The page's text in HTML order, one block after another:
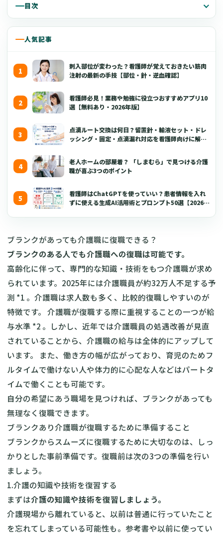
目次
人気記事
刺入部位が変わった？看護師が覚えておきたい筋肉
注射の最新の手技【部位・針・逆血確認】
看護師必見！業務や勉強に役立つおすすめアプリ10
選【無料あり・2026年版】
点滴ルート交換は何日？留置針・輸液セット・ドレ
ッシング・固定・点滴漏れ対応を看護師向けに解説
老人ホームの部屋着？ 「しまむら」で見つける介護
職が喜ぶ3つのポイント
看護師はChatGPTを使っていい？患者情報を入れ
ずに使える生成AI活用術とプロンプト50選【2026年
ブランクがあっても介護職に復職できる？
ブランクのある人でも介護職への復職は可能です。
高齢化に伴って、専門的な知識・技術をもつ介護職が求め
られています。2025年には介護職員が約32万人不足する予
測 *1 。介護職は求人数も多く、比較的復職しやすいのが
特徴です。 介護職が復職する際に重視することの一つが給
与水準 *2 。しかし、近年では介護職員の処遇改善が見直
されていることから、介護職の給与は全体的にアップして
います。 また、働き方の幅が広がっており、育児のためフ
ルタイムで働けない人や体力的に心配な人などはパートタ
イムで働くことも可能です。
自分の希望にあう職場を見つければ、ブランクがあっても
無理なく復職できます。
ブランクあり介護職が復職するために準備すること
ブランクからスムーズに復職するために大切なのは、しっ
かりとした事前準備です。復職前は次の3つの準備を行い
ましょう。
1.介護の知識や技術を復習する
まずは介護の知識や技術を復習しましょう。
介護現場から離れていると、以前は普通に行っていたこと
を忘れてしまっている可能性も。参考書や以前に使ってい